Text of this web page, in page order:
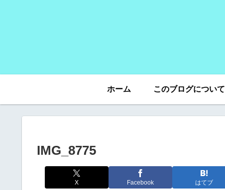
ホーム このブログについて
IMG_8775
X Facebook はてブ